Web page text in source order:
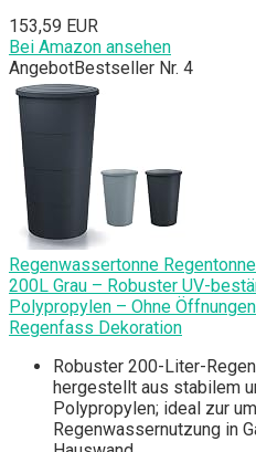
153,59 EUR
Bei Amazon ansehen
AngebotBestseller Nr. 4
Regenwassertonne
200L Grau – Robuster UV-
Polypropylen – Ohne
Regenfass Dekoration
Robuster 200-Liter-
hergestellt aus stabilem
Polypropylen; ideal zur
Regenwassernutzung in